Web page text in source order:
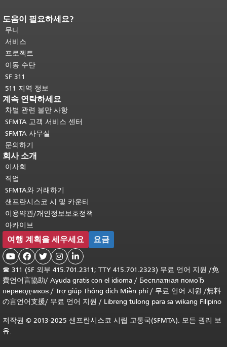
페이지 내용 끝입니다.이 페이지의 나
머지 내용은 모든 페이지에 반복됩니
다.메인 콘텐츠 상단으로 돌아가려면
여기를 클릭하십시오
도움이 필요하세요?
무니
서비스
프로젝트
이동 수단
SF 311
511 지역 정보
계속 연락하세요
차별 관련 불만 사항
SFMTA 고객 서비스 센터
SFMTA 사무실
문의하기
회사 소개
이사회
직업
SFMTA와 거래하기
샌프란시스코 시 및 카운티
이용약관/개인정보보호정책
아카이브
여행 계획을 세우세요 요금
    
☎ 311 (SF 외부 415.701.2311; TTY 415.701.2323) 무료 언어 지원 /免
費언어言協助/ Ayuda gratis con el idioma / Бесплатная помоЂ
переводчиков / Trợ giúp Thông dịch Miễn phí/ 무료 언어 지원 /無料
の言언어支援/ 무료 언어 지원 / Libreng tulong para sa wikang Filipino
저작권 © 2013-2025 샌프란시스코 시립 교통국(SFMTA). 모든 권리 보
유.